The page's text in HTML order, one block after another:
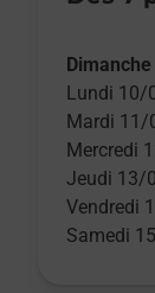
Lundi 10/
Mardi 11/
Mercredi
Jeudi 13/
Vendredi
Samedi